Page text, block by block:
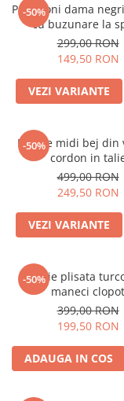
-50%
Pantaloni dama
cu buzunare la
299,00 RON
149,50 RON
VEZI VARIANTE
-50%
Rochie midi bej din
cordon in
499,00 RON
249,50 RON
VEZI VARIANTE
-50%
Rochie plisata
maneci clopot
399,00 RON
199,50 RON
ADAUGA IN COS